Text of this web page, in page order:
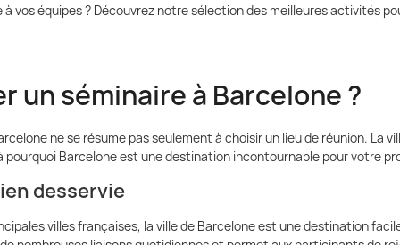
vos équipes ? Découvrez notre sélection des meilleures activités
un séminaire à Barcelone ?
ne se résume pas seulement à choisir un lieu de réunion. La
pourquoi Barcelone est une destination incontournable pour votre
desservie
villes françaises, la ville de Barcelone est une destination